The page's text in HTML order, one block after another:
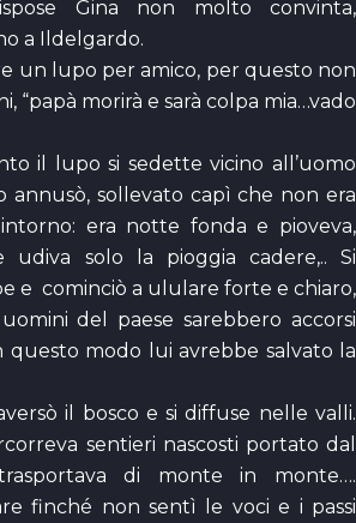
Gina non molto convinta,
a Ildelgardo.
un lupo per amico, per questo non
“papà morirà e sarà colpa mia…vado
il lupo si sedette vicino all’uomo
annusò, sollevato capì che non era
era notte fonda e pioveva,
udiva solo la pioggia cadere,.. Si
e cominciò a ululare forte e chiaro,
del paese sarebbero accorsi
modo lui avrebbe salvato la
il bosco e si diffuse nelle valli.
sentieri nascosti portato dal
di monte in monte….
finché non sentì le voci e i passi